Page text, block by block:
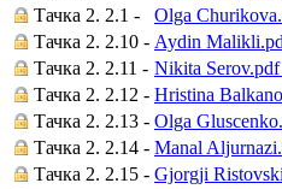
Тачка 2. 2.1 -
Olga
Тачка 2. 2.10 - Aydin
Тачка 2. 2.11 - Nikita Serov.pdf
Тачка 2. 2.12 - Hristina
Тачка 2. 2.13 - Olga
Тачка 2. 2.14 - Manal
Тачка 2. 2.15 - Gjorgji